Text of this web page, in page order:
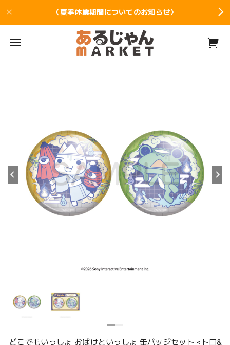
〈夏季休業期間についてのお知らせ〉
どこでもいっしょ おばけといっしょ 缶バッジセット <トロ&